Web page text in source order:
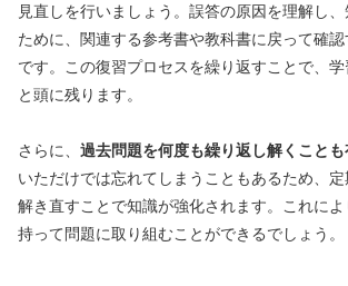
見直しを行いましょう。誤答の原因を理解し
ために、関連する参考書や教科書に戻って確
です。この復習プロセスを繰り返すことで、
と頭に残ります。
さらに、 過去問題を何度も繰り返し解くこと
いただけでは忘れてしまうこともあるため、
解き直すことで知識が強化されます。これに
持って問題に取り組むことができるでしょう。